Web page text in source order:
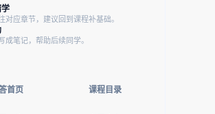
对应章节，建议回到课程补基础。
成笔记，帮助后续同学。
首页 课程目录